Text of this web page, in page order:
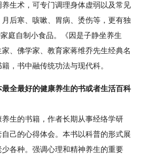
术，可专门调理身体虚弱以及常见
后寒、咳嗽、胃病、烫伤等，更有独
庭自制小食品。《因是子静坐养生
、佛学家、教育家蒋维乔先生经典名
，书中融传统功法与现代科。
全最好的健康养生的书或者生活百科
的书籍，作者长期从事经络学研
己的心得体会。本书以科普的形式展
各种。强调心理和精神养生的重要